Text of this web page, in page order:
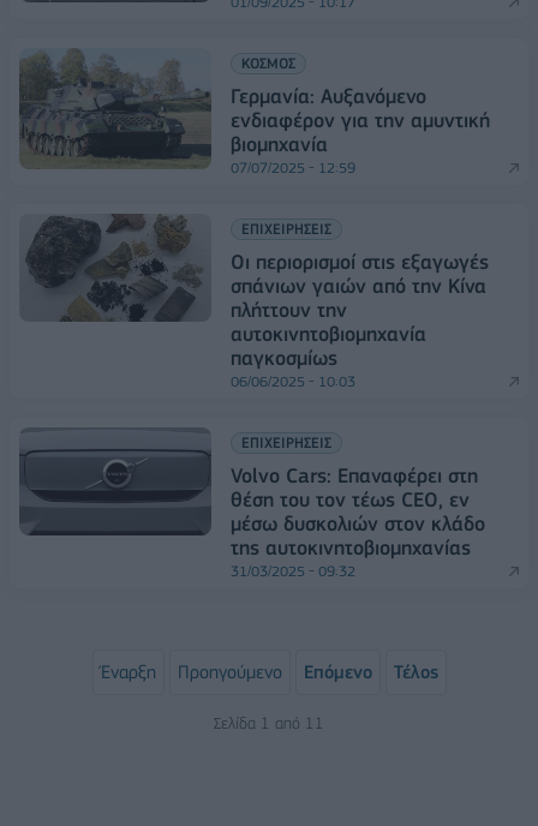
ΚΟΣΜΟΣ
Γερμανία: Αυξανόμενο
ενδιαφέρον για την αμυντική
βιομηχανία
07/07/2025 - 12:59
ΕΠΙΧΕΙΡΗΣΕΙΣ
Οι περιορισμοί στις εξαγωγές
σπάνιων γαιών από την Κίνα
πλήττουν την
αυτοκινητοβιομηχανία
παγκοσμίως
06/06/2025 - 10:03
ΕΠΙΧΕΙΡΗΣΕΙΣ
Volvo Cars: Επαναφέρει στη
θέση του τον τέως CEO, εν
μέσω δυσκολιών στον κλάδο
της αυτοκινητοβιομηχανίας
31/03/2025 - 09:32
Έναρξη Προηγούμενο Επόμενο Τέλος
Σελίδα 1 από 11